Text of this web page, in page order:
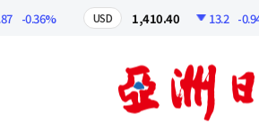
-0.36% USD 1,410.40 13.2 -0.94%